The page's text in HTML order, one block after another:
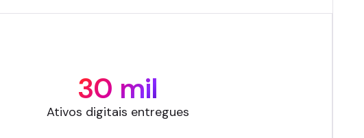
30 mil
Ativos digitais entregues